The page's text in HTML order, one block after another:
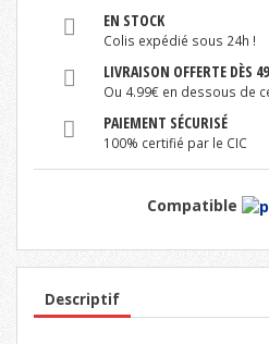
EN STOCK
Colis expédié sous 24h !
LIVRAISON OFFERTE DÈS
Ou 4.99€ en dessous de
PAIEMENT SÉCURISÉ
100% certifié par le CIC
Compatible
Descriptif